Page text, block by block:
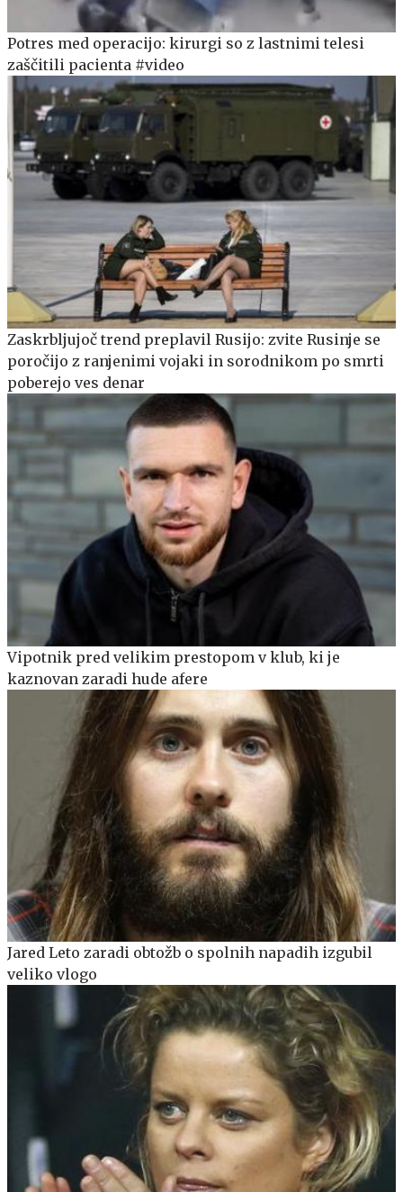
Potres med operacijo: kirurgi so z lastnimi telesi
zaščitili pacienta #video
Zaskrbljujoč trend preplavil Rusijo: zvite Rusinje se
poročijo z ranjenimi vojaki in sorodnikom po smrti
poberejo ves denar
Vipotnik pred velikim prestopom v klub, ki je
kaznovan zaradi hude afere
Jared Leto zaradi obtožb o spolnih napadih izgubil
veliko vlogo